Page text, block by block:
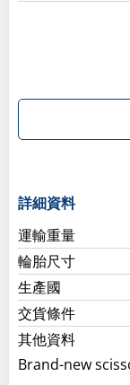
詳細資料
運輸重量
輪胎尺寸
生產國
交貨條件
其他資料
Brand-new